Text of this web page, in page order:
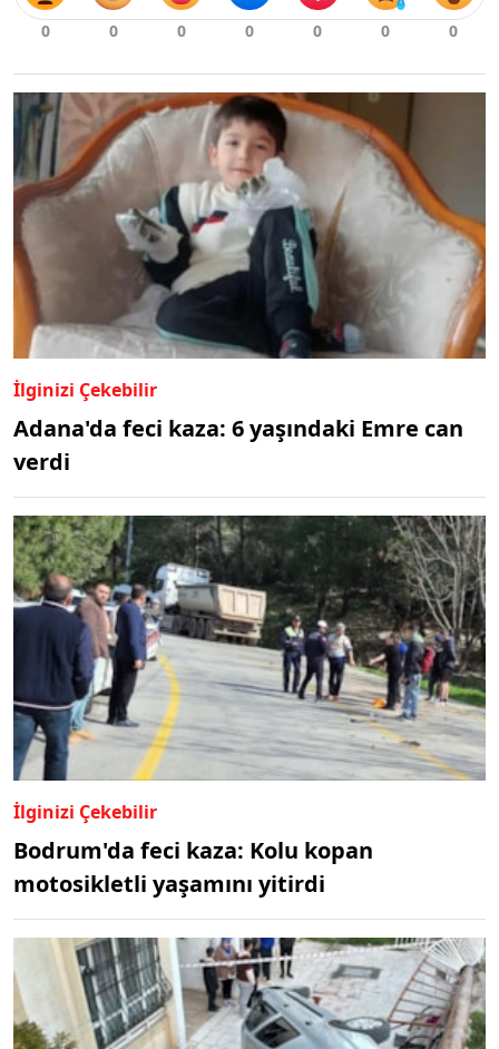
İlginizi Çekebilir
Adana'da feci kaza: 6 yaşındaki Emre can
verdi
İlginizi Çekebilir
Bodrum'da feci kaza: Kolu kopan
motosikletli yaşamını yitirdi